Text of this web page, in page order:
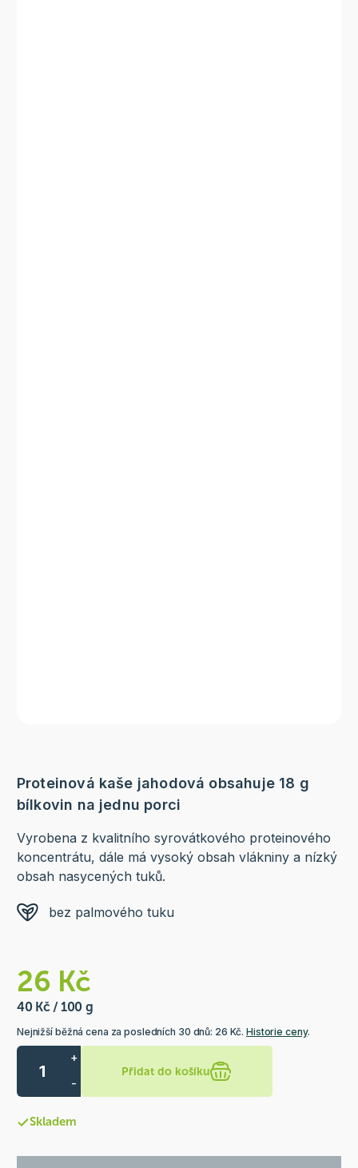
Proteinová kaše jahodová obsahuje 18 g
bílkovin na jednu porci
Vyrobena z kvalitního syrovátkového proteinového
koncentrátu, dále má vysoký obsah vlákniny a nízký
obsah nasycených tuků.
bez palmového tuku
26 Kč
40 Kč / 100 g
Nejnižší běžná cena za posledních 30 dnů: 26 Kč.Historie ceny.
+
-
Přidat do košíku
Skladem